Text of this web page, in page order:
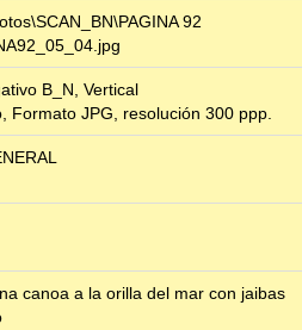
92
B_N, Vertical
Formato JPG, resolución 300 ppp.
canoa a la orilla del mar con jaibas